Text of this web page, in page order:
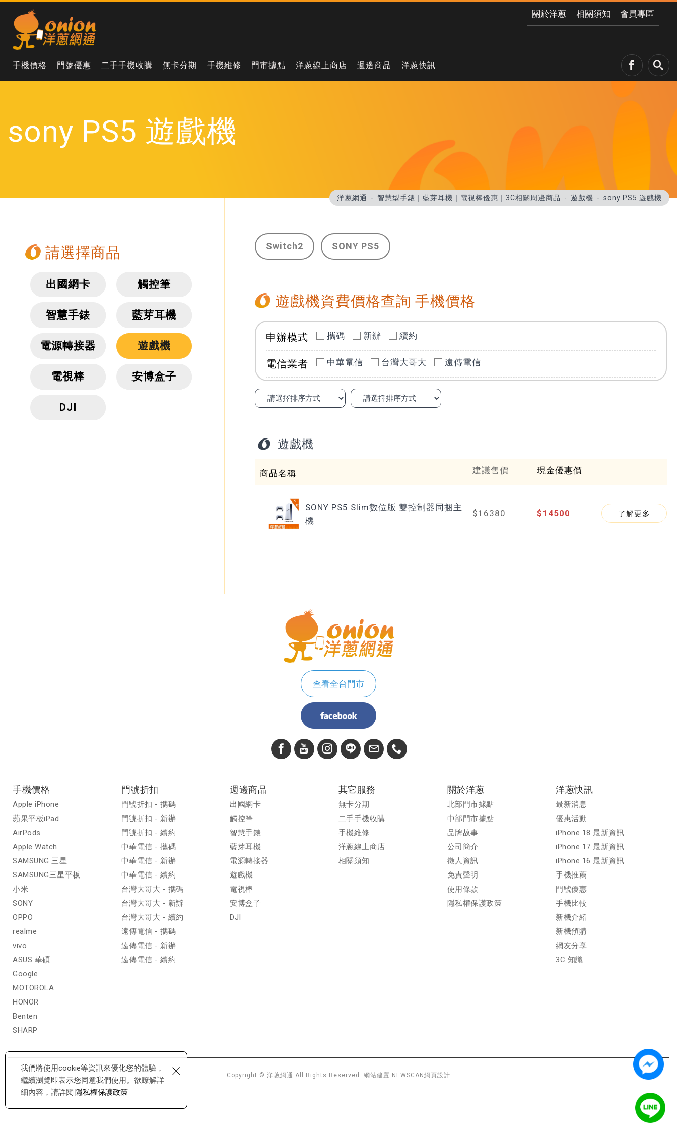
我們將使用cookie等資訊來優化您的體驗，
繼續瀏覽即表示您同意我們使用。欲瞭解詳
細內容，請詳閱 隱私權保護政策
×
關於洋蔥 相關須知 會員專區
手機價格 門號優惠 二手手機收購 無卡分期 手機維修 門市據點 洋蔥線上商店 週邊商品 洋蔥快訊
sony PS5 遊戲機
洋蔥網通 智慧型手錶｜藍芽耳機｜電視棒優惠｜3C相關周邊商品 遊戲機 sony PS5 遊戲機
請選擇商品
出國網卡 觸控筆
智慧手錶 藍芽耳機
電源轉接器 遊戲機
電視棒 安博盒子
DJI
Switch2 SONY PS5
遊戲機資費價格查詢 手機價格
申辦模式 攜碼 新辦 續約
電信業者 中華電信 台灣大哥大 遠傳電信
遊戲機
商品名稱 建議售價 現金優惠價
SONY PS5 Slim數位版 雙控制器同捆主
機
$16380 $14500 了解更多
查看全台門市
手機價格
Apple iPhone
蘋果平板iPad
AirPods
Apple Watch
SAMSUNG 三星
SAMSUNG三星平板
小米
SONY
OPPO
realme
vivo
ASUS 華碩
Google
MOTOROLA
HONOR
Benten
SHARP
門號折扣
門號折扣 - 攜碼
門號折扣 - 新辦
門號折扣 - 續約
中華電信 - 攜碼
中華電信 - 新辦
中華電信 - 續約
台灣大哥大 - 攜碼
台灣大哥大 - 新辦
台灣大哥大 - 續約
遠傳電信 - 攜碼
遠傳電信 - 新辦
遠傳電信 - 續約
週邊商品
出國網卡
觸控筆
智慧手錶
藍芽耳機
電源轉接器
遊戲機
電視棒
安博盒子
DJI
其它服務
無卡分期
二手手機收購
手機維修
洋蔥線上商店
相關須知
關於洋蔥
北部門市據點
中部門市據點
品牌故事
公司簡介
徵人資訊
免責聲明
使用條款
隱私權保護政策
洋蔥快訊
最新消息
優惠活動
iPhone 18 最新資訊
iPhone 17 最新資訊
iPhone 16 最新資訊
手機推薦
門號優惠
手機比較
新機介紹
新機預購
網友分享
3C 知識
Copyright © 洋蔥網通 All Rights Reserved. 網站建置: NEWSCAN網頁設計